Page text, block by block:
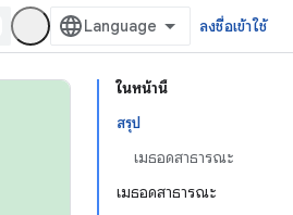
ลงชื่อเข้าใช้
ในหน้านี้
สรุป
เมธอดสาธารณะ
เมธอดสาธารณะ